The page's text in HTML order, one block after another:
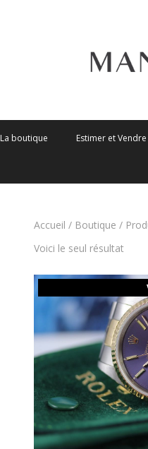
La boutique Estimer et Vendre
Accueil / Boutique /
Voici le seul résultat